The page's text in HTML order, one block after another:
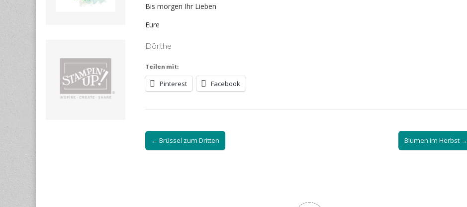
Bis morgen Ihr Lieben
Eure
Dörthe
Teilen mit:
Pinterest Facebook
Post
navigation
← Brüssel zum Dritten Blumen im Herbst →